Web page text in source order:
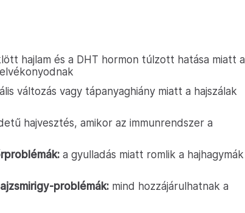
hajlam és a DHT hormon túlzott hatása miatt a
változás vagy tápanyaghiány miatt a hajszálak
hajvesztés, amikor az immunrendszer a
a gyulladás miatt romlik a hajhagymák
problémák: mind hozzájárulhatnak a